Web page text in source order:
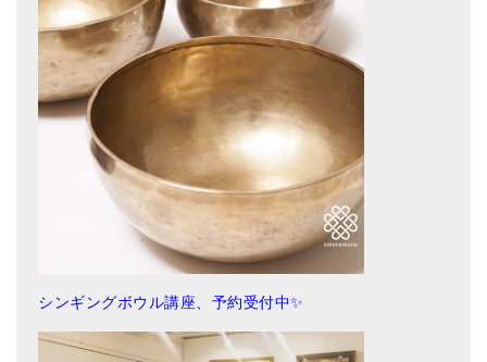
シンギングボウル講座、予約受付中✨